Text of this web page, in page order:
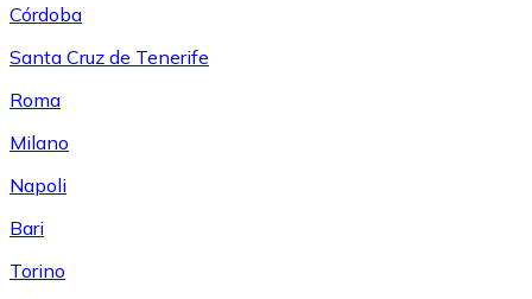
Córdoba
Santa Cruz de Tenerife
Roma
Milano
Napoli
Bari
Torino